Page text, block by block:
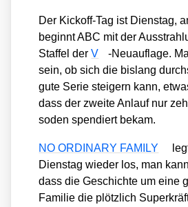
Der Kick­off-Tag ist Diens­tag,
beginnt ABC mit der
Staf­fel derV
-Neu­auf­la­ge.
sein, ob sich die bis­lang
gute Serie stei­gern kann,
dass der zwei­te Anlauf nur
so­den spen­diert bekam.
NO ORDINARY FAMILY
Diens­tag wie­der los, man
dass die Geschich­te um eine
Fami­lie die plötz­lich